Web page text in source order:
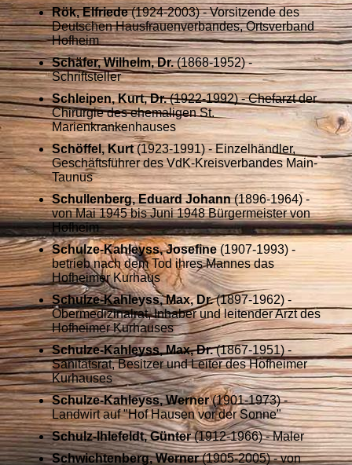
Rök, Elfriede(1924-2003) - Vorsitzende des
Deutschen Hausfrauenverbandes, Ortsverband
Hofheim
Schäfer, Wilhelm, Dr.(1868-1952) -
Schriftsteller
Schleipen, Kurt, Dr.(1922-1992) - Chefarzt der
Chirurgie des ehemaligen St.
Marienkrankenhauses
Schöffel, Kurt(1923-1991) - Einzelhändler,
Geschäftsführer des VdK-Kreisverbandes Main-
Taunus
Schullenberg, Eduard Johann(1896-1964) -
von Mai 1945 bis Juni 1948 Bürgermeister von
Hofheim
Schulze-Kahleyss, Josefine (1907-1993) -
betrieb nach dem Tod ihres Mannes das
Hofheimer Kurhaus
Schulze-Kahleyss, Max, Dr.(1897-1962) -
Obermedizinalrat, Inhaber und leitender Arzt des
Hofheimer Kurhauses
Schulze-Kahleyss, Max, Dr.(1867-1951) -
Sanitätsrat, Besitzer und Leiter des Hofheimer
Kurhauses
Schulze-Kahleyss, Werner(1901-1973) -
Landwirt auf "Hof Hausen vor der Sonne"
Schulz-Ihlefeldt, Günter(1912-1966) - Maler
Schwichtenberg, Werner(1905-2005) - von